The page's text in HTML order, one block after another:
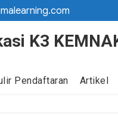
K3
Pendaftaran Artikel